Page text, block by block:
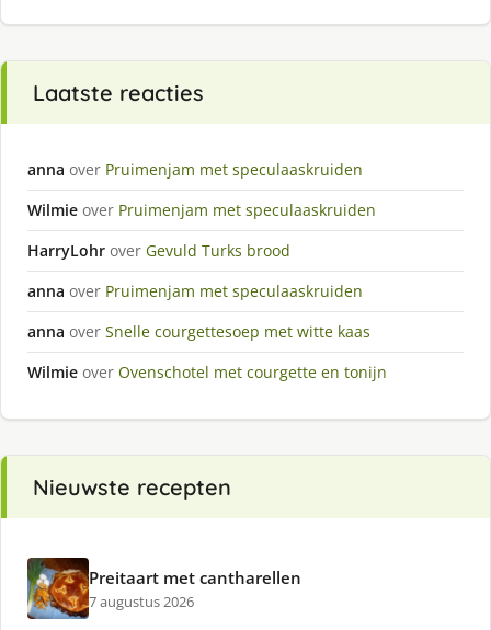
Laatste reacties
anna over Pruimenjam met speculaaskruiden
Wilmie over Pruimenjam met speculaaskruiden
HarryLohr over Gevuld Turks brood
anna over Pruimenjam met speculaaskruiden
anna over Snelle courgettesoep met witte kaas
Wilmie over Ovenschotel met courgette en tonijn
Nieuwste recepten
Preitaart met cantharellen
7 augustus 2026